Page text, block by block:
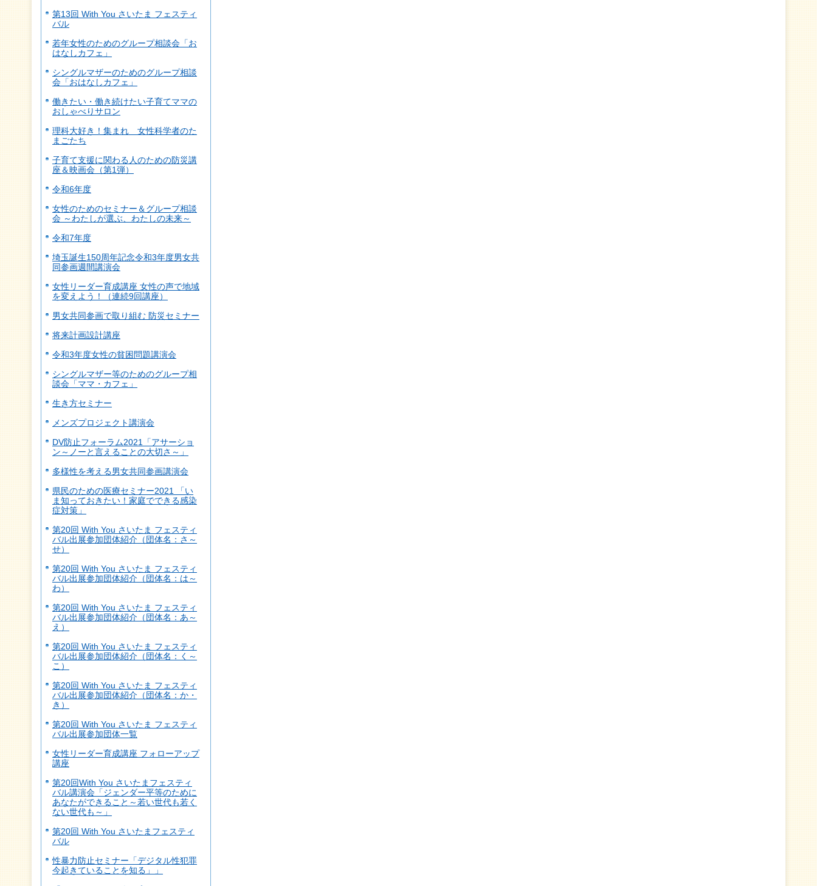
第13回 With You さいたま フェスティ
バル
若年女性のためのグループ相談会「お
はなしカフェ」
シングルマザーのためのグループ相談
会「おはなしカフェ」
働きたい・働き続けたい子育てママの
おしゃべりサロン
理科大好き！集まれ 女性科学者のた
まごたち
子育て支援に関わる人のための防災講
座＆映画会（第1弾）
令和6年度
女性のためのセミナー＆グループ相談
会 ～わたしが選ぶ、わたしの未来～
令和7年度
埼玉誕生150周年記念令和3年度男女共
同参画週間講演会
女性リーダー育成講座 女性の声で地域
を変えよう！（連続9回講座）
男女共同参画で取り組む 防災セミナー
将来計画設計講座
令和3年度女性の貧困問題講演会
シングルマザー等のためのグループ相
談会「ママ・カフェ」
生き方セミナー
メンズプロジェクト講演会
DV防止フォーラム2021「アサーショ
ン～ノーと言えることの大切さ～」
多様性を考える男女共同参画講演会
県民のための医療セミナー2021 「い
ま知っておきたい！家庭でできる感染
症対策」
第20回 With You さいたま フェスティ
バル出展参加団体紹介（団体名：さ～
せ）
第20回 With You さいたま フェスティ
バル出展参加団体紹介（団体名：は～
わ）
第20回 With You さいたま フェスティ
バル出展参加団体紹介（団体名：あ～
え）
第20回 With You さいたま フェスティ
バル出展参加団体紹介（団体名：く～
こ）
第20回 With You さいたま フェスティ
バル出展参加団体紹介（団体名：か・
き）
第20回 With You さいたま フェスティ
バル出展参加団体一覧
女性リーダー育成講座 フォローアップ
講座
第20回With You さいたまフェスティ
バル講演会「ジェンダー平等のために
あなたができること～若い世代も若く
ない世代も～」
第20回 With You さいたまフェスティ
バル
性暴力防止セミナー「デジタル性犯罪
今起きていることを知る」」